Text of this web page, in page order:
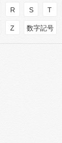
R S T
Z 数字記号